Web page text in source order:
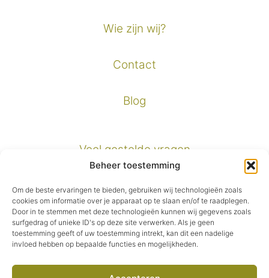
Beheer toestemming
Om de beste ervaringen te bieden, gebruiken wij technologieën zoals
cookies om informatie over je apparaat op te slaan en/of te raadplegen.
Door in te stemmen met deze technologieën kunnen wij gegevens zoals
surfgedrag of unieke ID's op deze site verwerken. Als je geen
toestemming geeft of uw toestemming intrekt, kan dit een nadelige
invloed hebben op bepaalde functies en mogelijkheden.
Wie zijn wij?
Contact
Blog
Veel gestelde vragen
Verzendinformatie
Privacybeleid